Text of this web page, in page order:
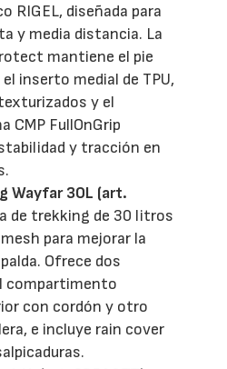
RIGEL, diseñada para
y media distancia. La
mantiene el pie
inserto medial de TPU,
y el
CMP FullOnGrip
y tracción en
Wayfar 30L (art.
de trekking de 30 litros
para mejorar la
Ofrece dos
compartimento
con cordón y otro
e incluye rain cover